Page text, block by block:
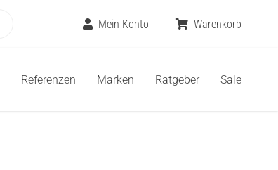
Mein Konto Warenkorb
Referenzen Marken Ratgeber Sale